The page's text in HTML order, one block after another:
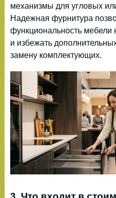
механизмы для угловых
Надежная фурнитура
функциональность мебели
и избежать
замену комплектующих.